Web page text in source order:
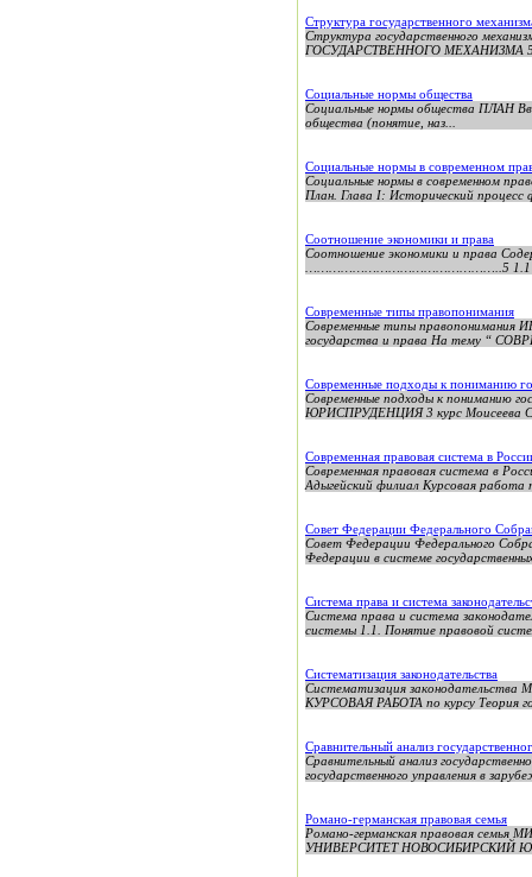
Структура государственного
Структура государственного
ГОСУДАРСТВЕННОГО МЕХАНИЗМА 5
Социальные нормы общества
Социальные нормы общества ПЛАН
общества (понятие, наз...
Социальные нормы в современном
Социальные нормы в современном
План. Глава I: Исторический процесс
Соотношение экономики и права
Соотношение экономики и
…………………………………………..5 1.1
Современные типы правопонимания
Современные типы
государства и права На тему “
Современные подходы к пониманию
Современные подходы к
ЮРИСПРУДЕНЦИЯ 3 курс Моисеева
Современная правовая система в
Современная правовая система в
Адыгейский филиал Курсовая работа
Совет Федерации Федерального
Совет Федерации Федерального
Федерации в системе
Система права и система
Система права и система
системы 1.1. Понятие правовой
Систематизация законодательства
Систематизация
КУРСОВАЯ РАБОТА по курсу Теория
Сравнительный анализ
Сравнительный анализ
государственного управления в
Романо-германская правовая семья
Романо-германская правовая
УНИВЕРСИТЕТ НОВОСИБИРСКИЙ